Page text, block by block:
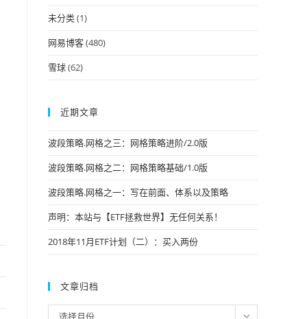
未分类(1)
网易博客(480)
雪球(62)
近期文章
波段策略.网格之三：网格策略进阶/2.0版
波段策略.网格之二：网格策略基础/1.0版
波段策略.网格之一：写在前面、体系以及策略
声明：本站与【ETF拯救世界】无任何关系！
2018年11月ETF计划（二）：买入两份
文章归档
选择月份